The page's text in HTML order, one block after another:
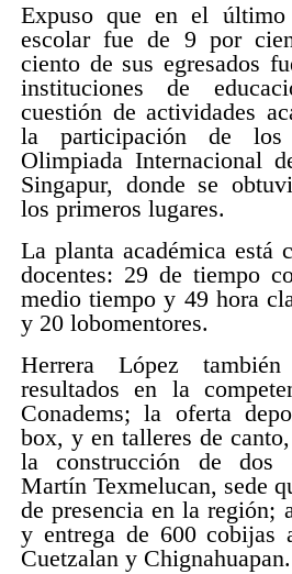
Expuso que en el
escolar fue de 9 por
ciento de sus egresados
instituciones de
cuestión de actividades
la participación de
Olimpiada Internacional
Singapur, donde se
los primeros lugares.
La planta académica está
docentes: 29 de tiempo
medio tiempo y 49 hora
y 20 lobomentores.
Herrera López
resultados en la
Conadems; la oferta
box, y en talleres de
la construcción de dos
Martín Texmelucan, sede
de presencia en la región;
y entrega de 600 cobijas
Cuetzalan y Chignahuapan.